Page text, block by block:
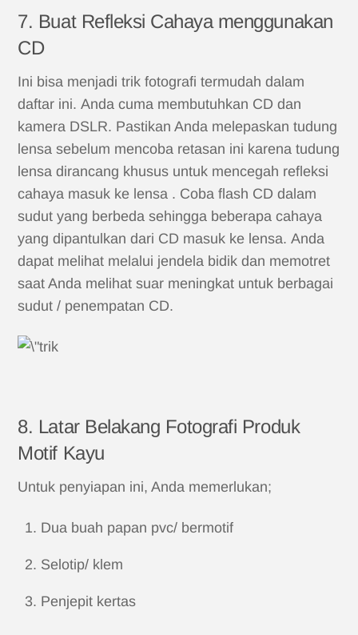
7. Buat Refleksi Cahaya menggunakan
CD
Ini bisa menjadi trik fotografi termudah dalam
daftar ini. Anda cuma membutuhkan CD dan
kamera DSLR. Pastikan Anda melepaskan tudung
lensa sebelum mencoba retasan ini karena tudung
lensa dirancang khusus untuk mencegah refleksi
cahaya masuk ke lensa . Coba flash CD dalam
sudut yang berbeda sehingga beberapa cahaya
yang dipantulkan dari CD masuk ke lensa. Anda
dapat melihat melalui jendela bidik dan memotret
saat Anda melihat suar meningkat untuk berbagai
sudut / penempatan CD.
8. Latar Belakang Fotografi Produk
Motif Kayu
Untuk penyiapan ini, Anda memerlukan;
Dua buah papan pvc/ bermotif
Selotip/ klem
Penjepit kertas